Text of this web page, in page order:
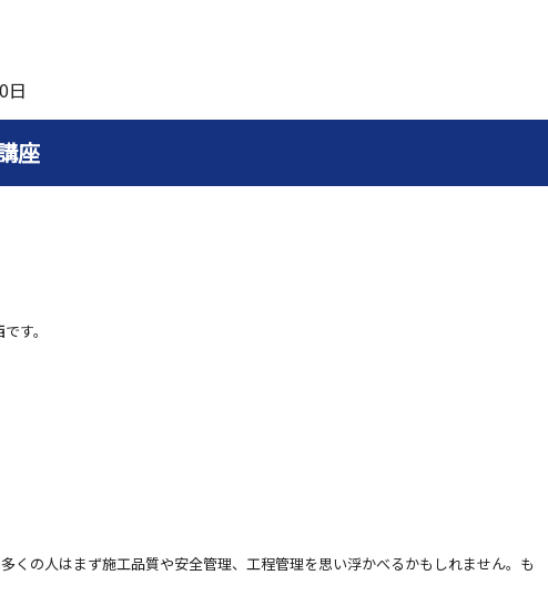
日
座
す。
くの人はまず施工品質や安全管理、工程管理を思い浮かべるかもしれません。も